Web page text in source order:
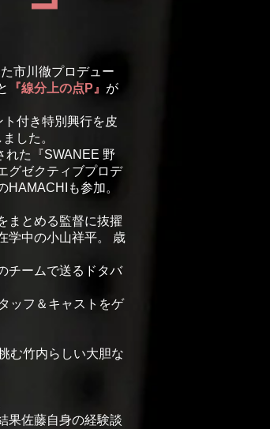
市川徹プロデュー
『線分上の点P』 が
付き特別興行を皮
した。
れた『SWANEE 野
グゼクティブプロデ
HAMACHIも参加。
まとめる監督に抜擢
学中の小山祥平。 歳
チームで送るドタバ
ッフ＆キャストをゲ
む竹内らしい大胆な
果佐藤自身の経験談